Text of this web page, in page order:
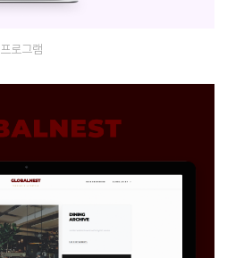
로그램